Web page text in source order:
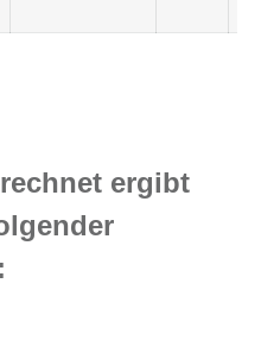
ergibt
: